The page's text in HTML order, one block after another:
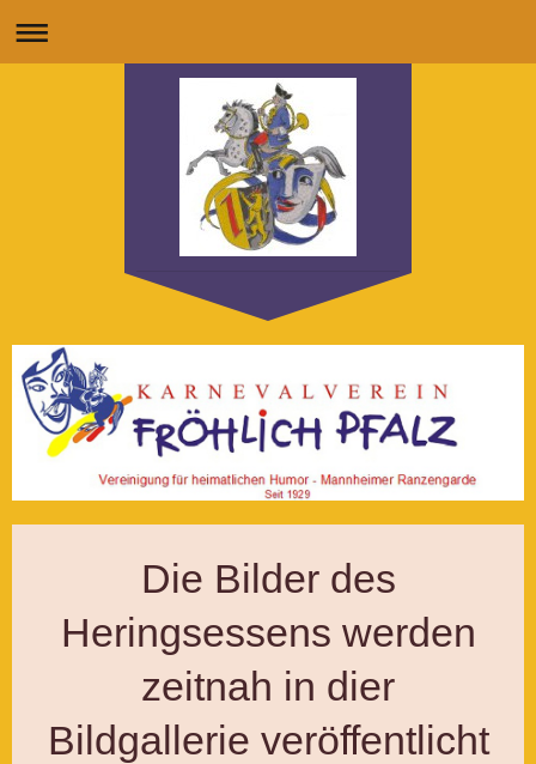
Die Bilder des
Heringsessens werden
zeitnah in dier
Bildgallerie veröffentlicht